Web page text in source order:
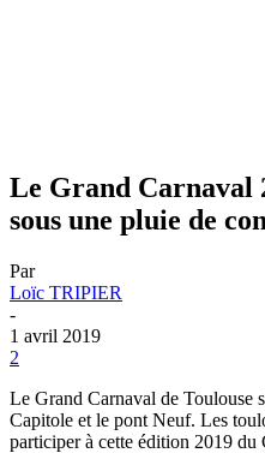
Le Grand Carnaval
sous une pluie de
Par
Loïc TRIPIER
-
1 avril 2019
2
Le Grand Carnaval de Toulouse
Capitole et le pont Neuf. Les
participer à cette édition 2019 du